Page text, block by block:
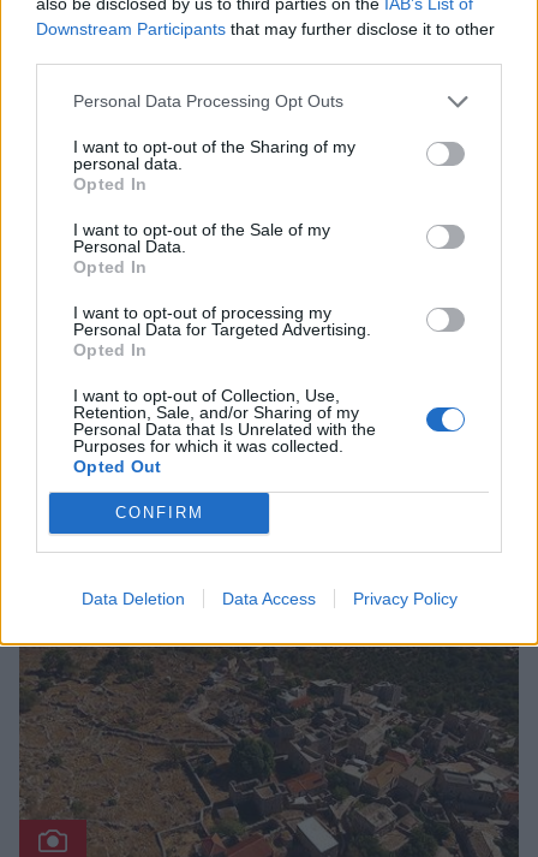
Downstream Participants that may further disclose it to other
Personal Data Processing Opt Outs
I want to opt-out of the Sharing of my
personal data.
Opted In
I want to opt-out of the Sale of my
Personal Data.
Opted In
I want to opt-out of processing my
Personal Data for Targeted Advertising.
Opted In
I want to opt-out of Collection, Use,
Retention, Sale, and/or Sharing of my
Personal Data that Is Unrelated with the
Purposes for which it was collected.
Opted Out
CONFIRM
Data Deletion Data Access Privacy Policy
Πελοπόννησος
Δήμος Ανατ. Μάνης: Εις μνήμην Ήρωα
Αντιπλοιάρχου Παναγιώτη Βλαχάκου
29 Ιανουαρίου 2023 10:41